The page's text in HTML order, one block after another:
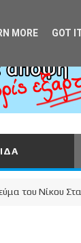
Νίκου
MORE GOT